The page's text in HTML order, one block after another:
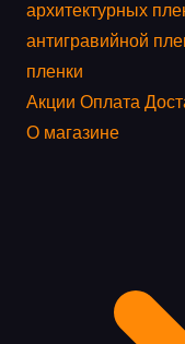
архитектурных
антигравийной
пленки
Акции Оплата
О магазине